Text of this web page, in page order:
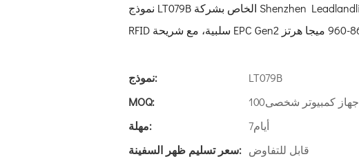
نموذج LT079B الخاص بشركة Shenzhen Leadlandlink RFID Technology Co., Ltd. عبارة عن علامة سوار معصم
نموذج:
LT079B
MOQ:
جهاز كمبيوتر شخصى100
مهلة:
أيام7
سعر تسليم ظهر السفينة: قابل للتفاوض